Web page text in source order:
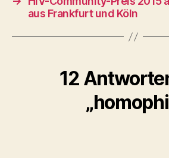
aus Frankfurt und Köln
12